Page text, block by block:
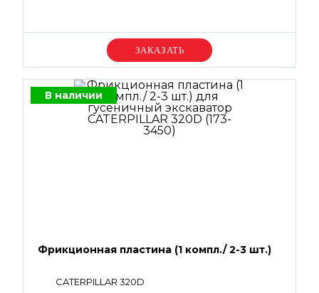
Уточняйте цену
В наличии
Фрикционная пластина (1 компл./ 2-3 шт.)
CATERPILLAR 320D